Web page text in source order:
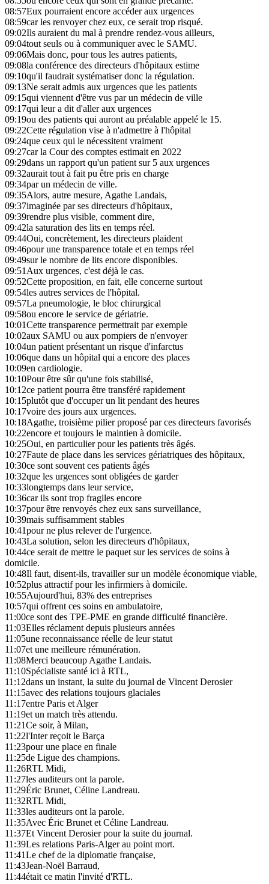
08:57Eux pourraient encore accéder aux urgences
08:59car les renvoyer chez eux, ce serait trop risqué.
09:02Ils auraient du mal à prendre rendez-vous ailleurs,
09:04tout seuls ou à communiquer avec le SAMU.
09:06Mais donc, pour tous les autres patients,
09:08la conférence des directeurs d'hôpitaux estime
09:10qu'il faudrait systématiser donc la régulation.
09:13Ne serait admis aux urgences que les patients
09:15qui viennent d'être vus par un médecin de ville
09:17qui leur a dit d'aller aux urgences
09:19ou des patients qui auront au préalable appelé le 15.
09:22Cette régulation vise à n'admettre à l'hôpital
09:24que ceux qui le nécessitent vraiment
09:27car la Cour des comptes estimait en 2022
09:29dans un rapport qu'un patient sur 5 aux urgences
09:32aurait tout à fait pu être pris en charge
09:34par un médecin de ville.
09:35Alors, autre mesure, Agathe Landais,
09:37imaginée par ses directeurs d'hôpitaux,
09:39rendre plus visible, comment dire,
09:42la saturation des lits en temps réel.
09:44Oui, concrètement, les directeurs plaident
09:46pour une transparence totale et en temps réel
09:49sur le nombre de lits encore disponibles.
09:51Aux urgences, c'est déjà le cas.
09:52Cette proposition, en fait, elle concerne surtout
09:54les autres services de l'hôpital.
09:57La pneumologie, le bloc chirurgical
09:58ou encore le service de gériatrie.
10:01Cette transparence permettrait par exemple
10:02aux SAMU ou aux pompiers de n'envoyer
10:04un patient présentant un risque d'infarctus
10:06que dans un hôpital qui a encore des places
10:09en cardiologie.
10:10Pour être sûr qu'une fois stabilisé,
10:12ce patient pourra être transféré rapidement
10:15plutôt que d'occuper un lit pendant des heures
10:17voire des jours aux urgences.
10:18Agathe, troisième pilier proposé par ces directeurs favorisés
10:22encore et toujours le maintien à domicile.
10:25Oui, en particulier pour les patients très âgés.
10:27Faute de place dans les services gériatriques des hôpitaux,
10:30ce sont souvent ces patients âgés
10:32que les urgences sont obligées de garder
10:33longtemps dans leur service,
10:36car ils sont trop fragiles encore
10:37pour être renvoyés chez eux sans surveillance,
10:39mais suffisamment stables
10:41pour ne plus relever de l'urgence.
10:43La solution, selon les directeurs d'hôpitaux,
10:44ce serait de mettre le paquet sur les services de soins à
domicile.
10:48Il faut, disent-ils, travailler sur un modèle économique viable,
10:52plus attractif pour les infirmiers à domicile.
10:55Aujourd'hui, 83% des entreprises
10:57qui offrent ces soins en ambulatoire,
11:00ce sont des TPE-PME en grande difficulté financière.
11:03Elles réclament depuis plusieurs années
11:05une reconnaissance réelle de leur statut
11:07et une meilleure rémunération.
11:08Merci beaucoup Agathe Landais.
11:10Spécialiste santé ici à RTL,
11:12dans un instant, la suite du journal de Vincent Derosier
11:15avec des relations toujours glaciales
11:17entre Paris et Alger
11:19et un match très attendu.
11:21Ce soir, à Milan,
11:22l'Inter reçoit le Barça
11:23pour une place en finale
11:25de Ligue des champions.
11:26RTL Midi,
11:27les auditeurs ont la parole.
11:29Éric Brunet, Céline Landreau.
11:32RTL Midi,
11:33les auditeurs ont la parole.
11:35Avec Éric Brunet et Céline Landreau.
11:37Et Vincent Derosier pour la suite du journal.
11:39Les relations Paris-Alger au point mort.
11:41Le chef de la diplomatie française,
11:43Jean-Noël Barraud,
11:44était ce matin l'invité d'RTL.